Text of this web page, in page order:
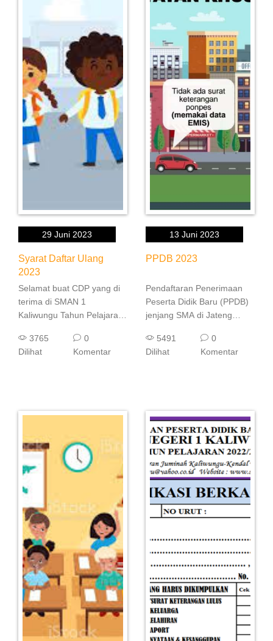
29 Juni 2023
Syarat Daftar Ulang
2023
Selamat buat CDP yang di
terima di SMAN 1
Kaliwungu Tahun Pelajaran
yang di terima wajib daftar
ulang sesuai jadwal yang
Baca Selanjutnya
3765
Dilihat
0
Komentar
13 Juni 2023
PPDB 2023
Pendaftaran Penerimaan
Peserta Didik Baru (PPDB)
jenjang SMA di Jateng
online. Adapun tata cara
daftar online PPDB SMA di
5491
Dilihat
0
Komentar